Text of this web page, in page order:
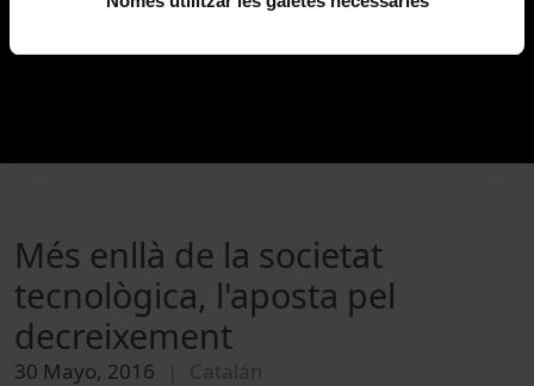
Més enllà de la societat
tecnològica, l'aposta pel
decreixement
30 Mayo, 2016 Catalán